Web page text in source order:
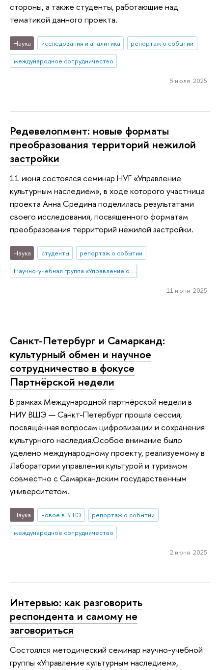
стороны, а также студенты, работающие над
тематикой данного проекта.
Наука исследования и аналитика
репортаж о событии
международное сотрудничество
5 июля 2025
Редевелопмент: новые форматы
преобразования территорий нежилой
застройки
11 июня состоялся семинар НУГ «Управление
культурным наследием», в ходе которого участница
проекта Анна Средина поделилась результатами
своего исследования, посвященного форматам
преобразования территорий нежилой застройки.
Наука студенты
репортаж о событии
Научно-учебная группа «Управление объектами культурного наследия»
11 июня 2025
Санкт-Петербург и Самарканд:
культурный обмен и научное
сотрудничество в фокусе
Партнёрской недели
В рамках Международной партнёрской недели в
НИУ ВШЭ — Санкт-Петербург прошла сессия,
посвящённая вопросам цифровизации и сохранения
культурного наследия.Особое внимание было
уделено международному проекту, реализуемому в
Лаборатории управления культурой и туризмом
совместно с Самаркандским государственным
университетом.
Наука новое в ВШЭ
репортаж о событии
международное сотрудничество
2 июня 2025
Интервью: как разговорить
респондента и самому не
заговориться
Состоялся методический семинар научно-учебной
группы «Управление культурным наследием»,